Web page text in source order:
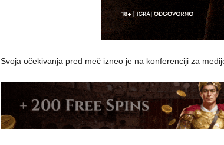
Svoja očekivanja pred meč izneo je na konferenciji za